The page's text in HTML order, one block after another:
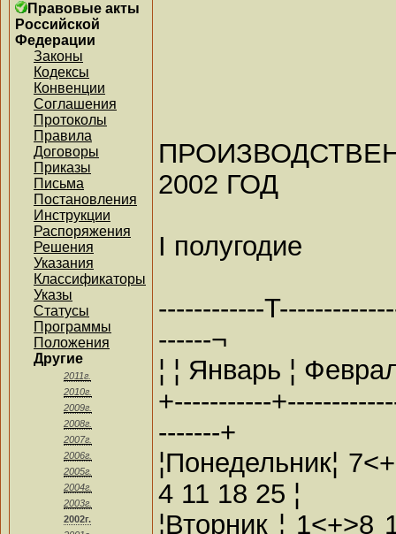
Правовые акты
Российской
Федерации
Законы
Кодексы
Конвенции
Соглашения
Протоколы
Правила
Договоры
Приказы
Письма
Постановления
Инструкции
Распоряжения
Решения
Указания
Классификаторы
Указы
Статусы
Программы
Положения
Другие
2011г.
2010г.
2009г.
2008г.
2007г.
2006г.
2005г.
2004г.
2003г.
2002г.
2002 ГОД
I полугодие
------------
------¬
¦ ¦ Январь ¦
+-----------
-------+
¦Понедельник¦
4 11 18 25 ¦
¦Вторник ¦